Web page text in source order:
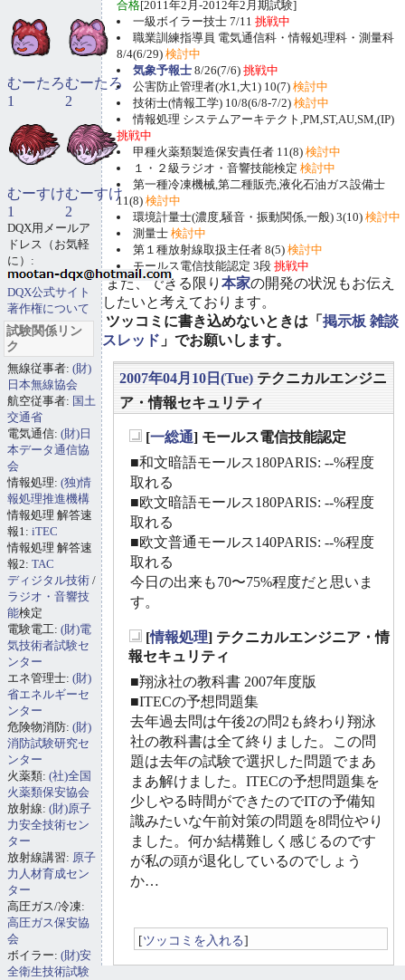
合格[2011年2月-2012年2月期試験]
一級ボイラー技士 7/11 挑戦中
職業訓練指導員 電気通信科・情報処理科・測量科
8/4(6/29) 検討中
気象予報士 8/26(7/6) 挑戦中
公害防止管理者(水1,大1) 10(7) 検討中
技術士(情報工学) 10/8(6/8-7/2) 検討中
情報処理 システムアーキテクト,PM,ST,AU,SM,(IP)
挑戦中
甲種火薬類製造保安責任者 11(8) 検討中
１・２級ラジオ・音響技能検定 検討中
第一種冷凍機械,第二種販売,液化石油ガス設備士
11(8) 検討中
環境計量士(濃度,騒音・振動関係,一般) 3(10) 検討中
測量士 検討中
第１種放射線取扱主任者 8(5) 検討中
モールス電信技能認定 3段 挑戦中
また、できる限り 本家の開発の状況もお伝え
したいと考えております。
ツッコミに書き込めないときは「 掲示板 雑談
スレッド 」でお願いします。
2007年04月10日(Tue) テクニカルエンジニ
ア・情報セキュリティ
[一総通] モールス電信技能認定
■和文暗語モールス180PARIS: --%程度
取れる
■欧文暗語モールス180PARIS: --%程度
取れる
■欧文普通モールス140PARIS: --%程度
取れる
今日の出来も70〜75%程度だと思いま
す。
[情報処理] テクニカルエンジニア・情
報セキュリティ
■翔泳社の教科書 2007年度版
■ITECの予想問題集
去年過去問は午後2の問2も終わり翔泳
社の教科書は全て終りました。この問
題は去年の試験で選択した問題でまあ
まあ解けました。ITECの予想問題集を
少しやる時間ができたのでITの予備知
識みたいな午前対策の問題を8問位やり
ました。何か結構難しく感じるのです
が私の頭が退化しているのでしょう
か…
[ツッコミを入れる]
むーたろ
1
むーたろ
2
むーすけ
1
むーすけ
2
DQX用メールア
ドレス（お気軽
に）:
DQX公式サイト
著作権について
試験関係リン
ク
無線従事者: (財)
日本無線協会
航空従事者: 国土
交通省
電気通信: (財)日
本データ通信協
会
情報処理: (独)情
報処理推進機構
情報処理 解答速
報1: iTEC
情報処理 解答速
報2: TAC
ディジタル技術 /
ラジオ・音響技
能検定
電験電工: (財)電
気技術者試験セ
ンター
エネ管理士: (財)
省エネルギーセ
ンター
危険物消防: (財)
消防試験研究セ
ンター
火薬類: (社)全国
火薬類保安協会
放射線: (財)原子
力安全技術セン
ター
放射線講習: 原子
力人材育成セン
ター
高圧ガス/冷凍:
高圧ガス保安協
会
ボイラー: (財)安
全衛生技術試験